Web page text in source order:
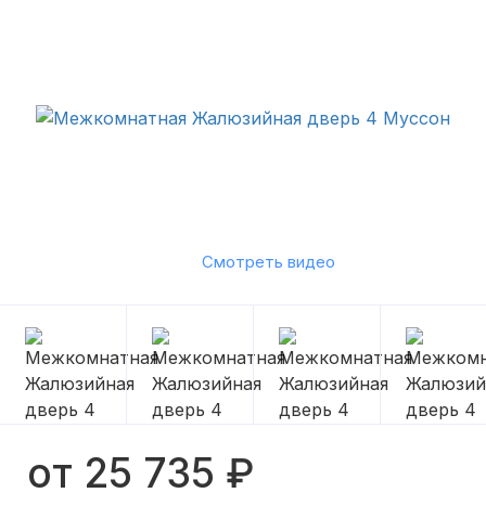
Смотреть видео
от 25 735 ₽